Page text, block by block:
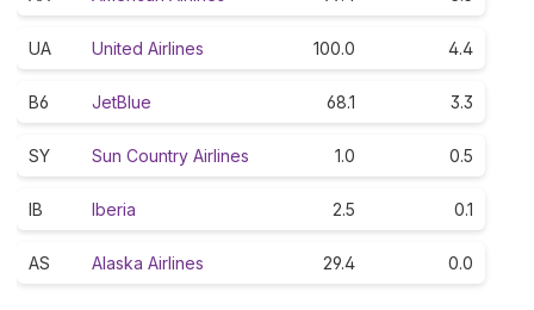
UA United Airlines 100.0 4.4
B6 JetBlue 68.1 3.3
SY Sun Country Airlines 1.0 0.5
IB Iberia 2.5 0.1
AS Alaska Airlines 29.4 0.0